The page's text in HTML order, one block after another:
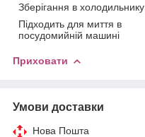
Зберігання в холодильнику
Підходить для миття в
посудомийній машині
Приховати
Умови доставки
Нова Пошта